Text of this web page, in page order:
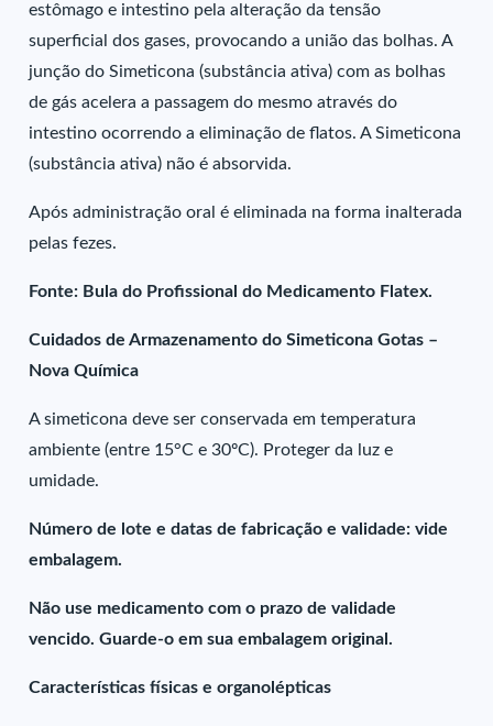
estômago e intestino pela alteração da tensão
superficial dos gases, provocando a união das bolhas. A
junção do Simeticona (substância ativa) com as bolhas
de gás acelera a passagem do mesmo através do
intestino ocorrendo a eliminação de flatos. A Simeticona
(substância ativa) não é absorvida.
Após administração oral é eliminada na forma inalterada
pelas fezes.
Fonte: Bula do Profissional do Medicamento Flatex.
Cuidados de Armazenamento do Simeticona Gotas –
Nova Química
A simeticona deve ser conservada em temperatura
ambiente (entre 15°C e 30ºC). Proteger da luz e
umidade.
Número de lote e datas de fabricação e validade: vide
embalagem.
Não use medicamento com o prazo de validade
vencido. Guarde-o em sua embalagem original.
Características físicas e organolépticas